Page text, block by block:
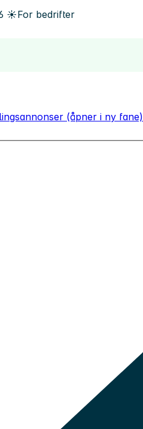
☀️For bedrifter
(åpner i ny fane)